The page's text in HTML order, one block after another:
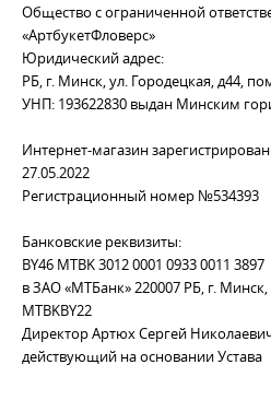
Общество с ограниченной
«АртбукетФловерс»
Юридический адрес:
РБ, г. Минск, ул. Городецкая, д44,
УНП: 193622830 выдан Минским
Интернет-магазин
27.05.2022
Регистрационный номер №534393
Банковские реквизиты:
BY46 MTBK 3012 0001 0933 0011 3897
в ЗАО «МТБанк» 220007 РБ, г. Минск,
MTBKBY22
Директор Артюх Сергей
действующий на основании Устава